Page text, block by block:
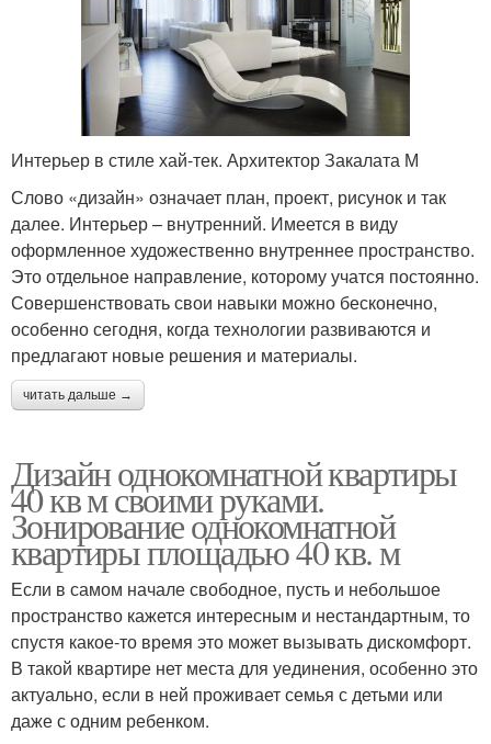
Интерьер в стиле хай-тек. Архитектор Закалата М
Слово «дизайн» означает план, проект, рисунок и так
далее. Интерьер – внутренний. Имеется в виду
оформленное художественно внутреннее пространство.
Это отдельное направление, которому учатся постоянно.
Совершенствовать свои навыки можно бесконечно,
особенно сегодня, когда технологии развиваются и
предлагают новые решения и материалы.
читать дальше →
Дизайн однокомнатной квартиры
40 кв м своими руками.
Зонирование однокомнатной
квартиры площадью 40 кв. м
Если в самом начале свободное, пусть и небольшое
пространство кажется интересным и нестандартным, то
спустя какое-то время это может вызывать дискомфорт.
В такой квартире нет места для уединения, особенно это
актуально, если в ней проживает семья с детьми или
даже с одним ребенком.